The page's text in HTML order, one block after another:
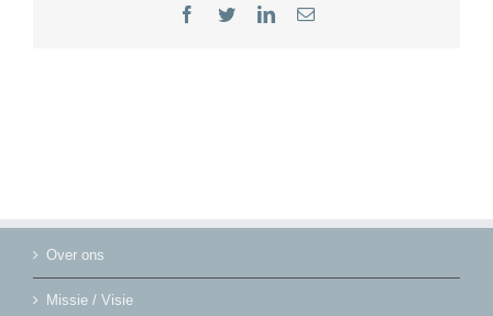
Facebook
TwitterLinkedIn
E-
Over ons
Missie / Visie